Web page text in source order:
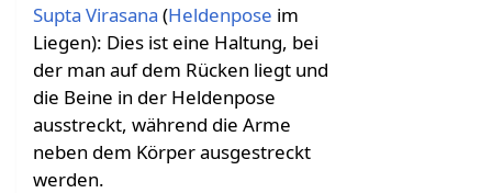
Supta Virasana (Heldenpose im
Liegen): Dies ist eine Haltung, bei
der man auf dem Rücken liegt und
die Beine in der Heldenpose
ausstreckt, während die Arme
neben dem Körper ausgestreckt
werden.